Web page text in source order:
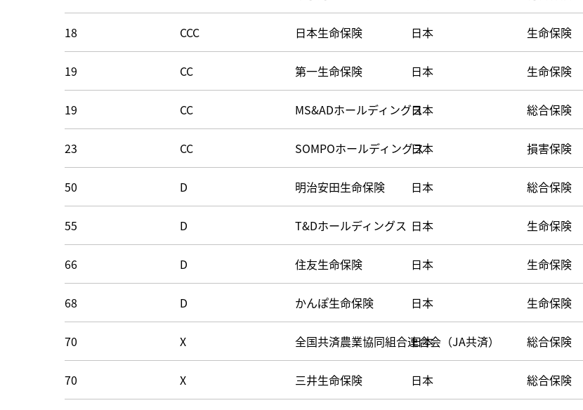
18 CCC 日本生命保険 日本 生命保険
19 CC 第一生命保険 日本 生命保険
19 CC MS&ADホールディングス日本 総合保険
23 CC SOMPOホールディングス
日本 損害保険
50 D 明治安田生命保険 日本 総合保険
55 D T&Dホールディングス 日本 生命保険
66 D 住友生命保険 日本 生命保険
68 D かんぽ生命保険 日本 生命保険
70 X 全国共済農業協同組合連合会（JA共済）
日本 総合保険
70 X 三井生命保険 日本 総合保険